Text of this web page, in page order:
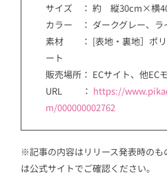
サイズ ： 約 縦30cm×横
カラー ： ダークグレー、ラ
素材 ： [表地・裏地］ポリ
ート
販売場所： ECサイト、他EC
URL ： https://
m/000000002762
※記事の内容はリリース発表時のも
は公式サイトでご確認ください。